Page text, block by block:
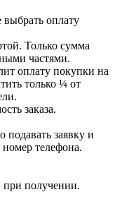
оплату
Только сумма
частями.
оплату покупки на
только ¼ от
заказа.
заявку и
телефона.
получении.